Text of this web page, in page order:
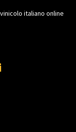
italiano online